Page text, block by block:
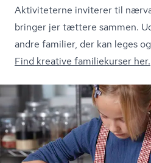
Aktiviteterne inviterer til
bringer jer tættere sammen.
andre familier, der kan leges
Find kreative familiekurser her.